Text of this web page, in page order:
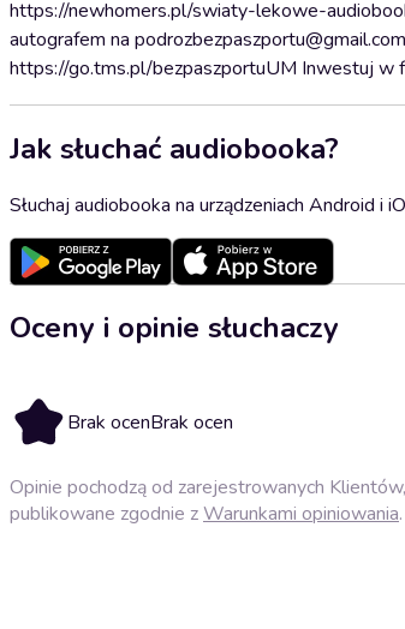
https://newhomers.pl/swiaty-lekowe-
autografem na
https://go.tms.pl/bezpaszportuUM Inwestuj w
Jak słuchać audiobooka?
Słuchaj audiobooka na urządzeniach Android i
Oceny i opinie słuchaczy
Brak ocenBrak ocen
Opinie pochodzą od zarejestrowanych
publikowane zgodnie zWarunkami opiniowania.